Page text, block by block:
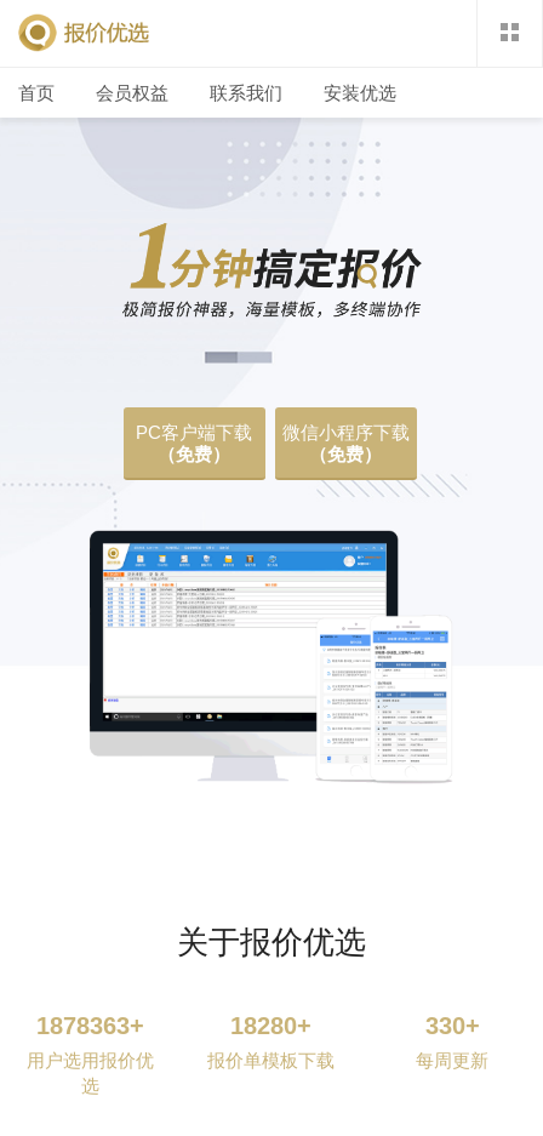
首页 会员权益 联系我们 安装优选
PC客户端下载
（免费）
微信小程序下载
（免费）
关于报价优选
1878363+
用户选用报价优
选
18280+
报价单模板下载
330+
每周更新